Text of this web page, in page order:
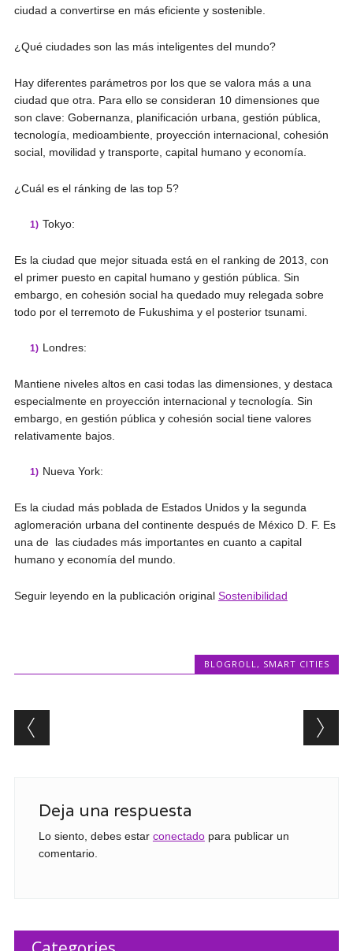
ciudad a convertirse en más eficiente y sostenible.
¿Qué ciudades son las más inteligentes del mundo?
Hay diferentes parámetros por los que se valora más a una
ciudad que otra. Para ello se consideran 10 dimensiones que
son clave: Gobernanza, planificación urbana, gestión pública,
tecnología, medioambiente, proyección internacional, cohesión
social, movilidad y transporte, capital humano y economía.
¿Cuál es el ránking de las top 5?
Tokyo:
Es la ciudad que mejor situada está en el ranking de 2013, con
el primer puesto en capital humano y gestión pública. Sin
embargo, en cohesión social ha quedado muy relegada sobre
todo por el terremoto de Fukushima y el posterior tsunami.
Londres:
Mantiene niveles altos en casi todas las dimensiones, y destaca
especialmente en proyección internacional y tecnología. Sin
embargo, en gestión pública y cohesión social tiene valores
relativamente bajos.
Nueva York:
Es la ciudad más poblada de Estados Unidos y la segunda
aglomeración urbana del continente después de México D. F. Es
una de las ciudades más importantes en cuanto a capital
humano y economía del mundo.
Seguir leyendo en la publicación original Sostenibilidad
BLOGROLL, SMART CITIES
Post navigation
Deja una respuesta
Lo siento, debes estar conectadopara publicar un
comentario.